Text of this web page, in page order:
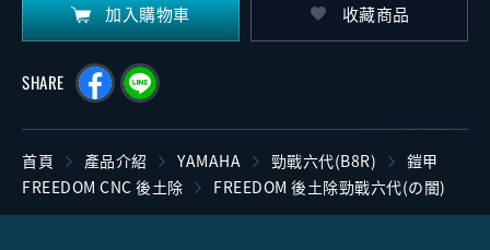
加入購物車 收藏商品
SHARE
首頁 產品介紹 YAMAHA 勁戰六代(B8R)
鎧甲
FREEDOM CNC 後土除
FREEDOM 後土除勁戰六代(の闇)